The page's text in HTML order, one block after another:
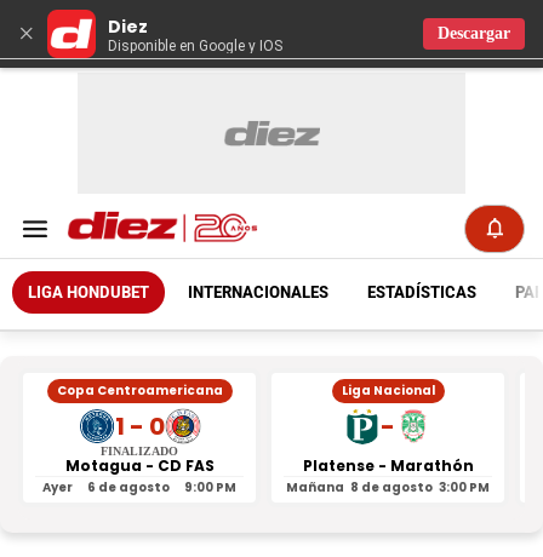
× Diez
Disponible en Google y IOS
Descargar
LIGA HONDUBET INTERNACIONALES ESTADÍSTICAS
Copa Centroamericana
1 - 0
FINALIZADO
Motagua - CD FAS
Ayer 6 de agosto 9:00 PM
Liga Nacional
-
Platense - Marathón
Mañana 8 de agosto 3:00 PM